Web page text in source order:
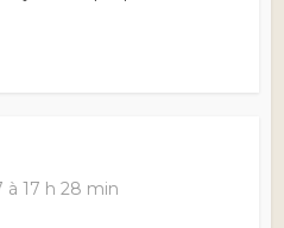
à 17 h 28 min